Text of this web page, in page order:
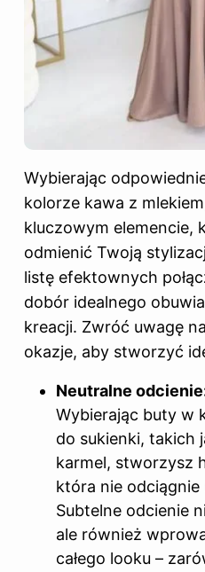
Wybierając
kolorze kawa z
kluczowym elemencie,
odmienić Twoją
listę efektownych
dobór idealnego
kreacji. Zwróć uwagę
okazje, aby stworzyć
Neutralne
Wybierając buty w
do sukienki, takich
karmel, stworzysz
która nie odciągnie
Subtelne odcienie
ale również
całego looku –